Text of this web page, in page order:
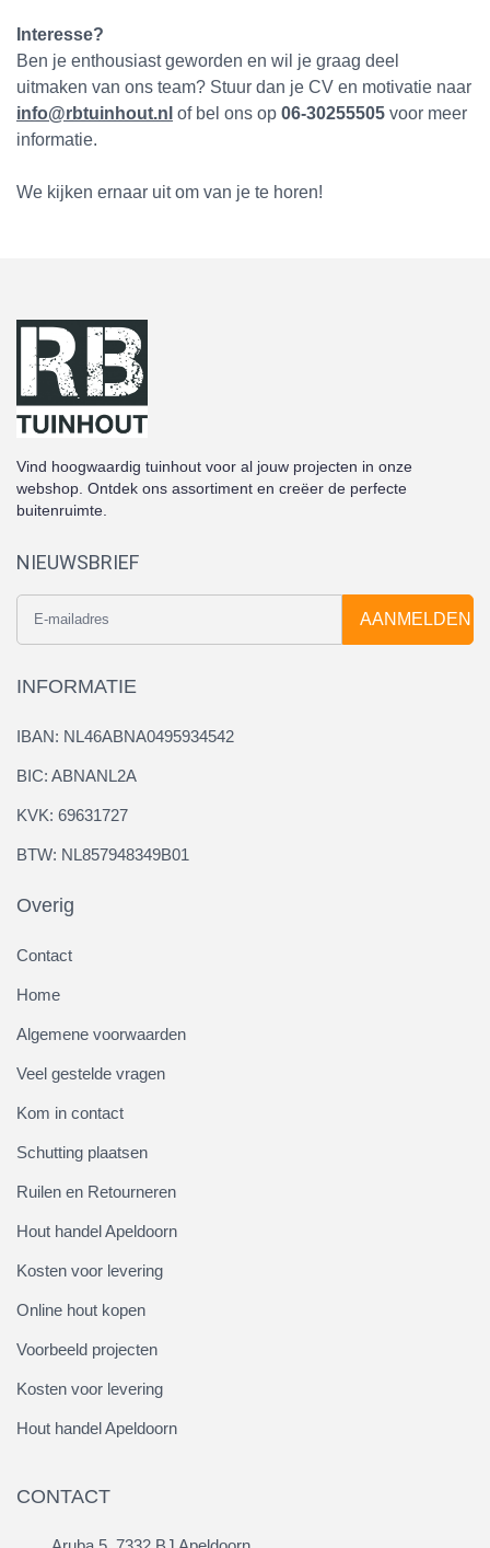
Interesse?
Ben je enthousiast geworden en wil je graag deel
uitmaken van ons team? Stuur dan je CV en motivatie naar
info@rbtuinhout.nl of bel ons op 06-30255505 voor meer
informatie.
We kijken ernaar uit om van je te horen!
Vind hoogwaardig tuinhout voor al jouw projecten in onze
webshop. Ontdek ons assortiment en creëer de perfecte
buitenruimte.
NIEUWSBRIEF
AANMELDEN
INFORMATIE
IBAN: NL46ABNA0495934542
BIC: ABNANL2A
KVK: 69631727
BTW: NL857948349B01
Overig
Contact
Home
Algemene voorwaarden
Veel gestelde vragen
Kom in contact
Schutting plaatsen
Ruilen en Retourneren
Hout handel Apeldoorn
Kosten voor levering
Online hout kopen
Voorbeeld projecten
Kosten voor levering
Hout handel Apeldoorn
CONTACT